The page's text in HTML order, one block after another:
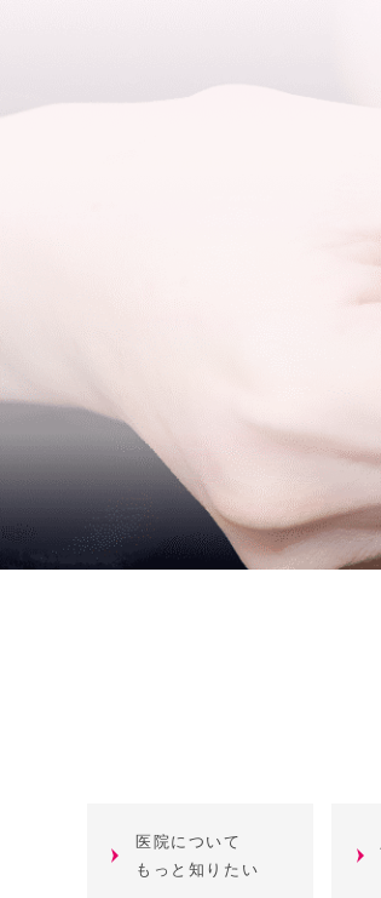
医院について
もっと知りたい